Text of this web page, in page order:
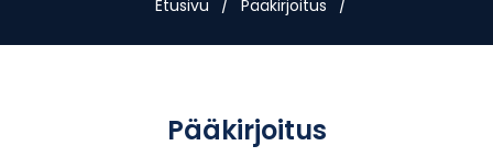
Etusivu / Pääkirjoitus /
Pääkirjoitus